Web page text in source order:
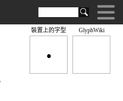
GlyphWiki
·
裝置上的字型